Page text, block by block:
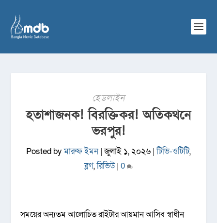
হেডলাইন
হতাশাজনক! বিরক্তিকর! অতিকথনে
ভরপুর!
Posted byমারুফ ইমন|জুলাই ১, ২০২৬ |টিভি-ওটিটি,
ব্লগ,রিভিউ| 0
সময়ের অন্যতম আলোচিত রাইটার আয়মান আসিব স্বাধীন